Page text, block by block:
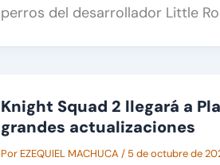
perros del desarrollador Little
Knight Squad 2 llegará a
grandes actualizaciones
Por EZEQUIEL MACHUCA / 5 de octubre de